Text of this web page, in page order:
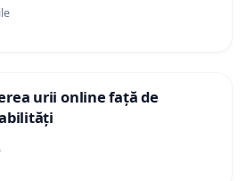
urii online față de